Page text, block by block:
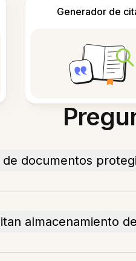
Generador de
documentos
almacenamiento